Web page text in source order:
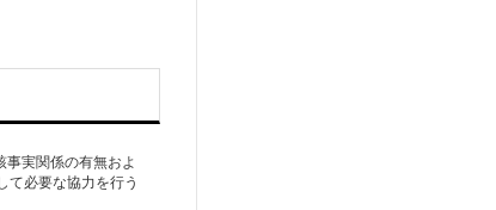
実関係の有無およ
て必要な協力を行う